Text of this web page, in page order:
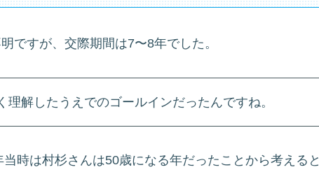
ですが、交際期間は7〜8年でした。
理解したうえでのゴールインだったんですね。
時は村杉さんは50歳になる年だったことから考えると